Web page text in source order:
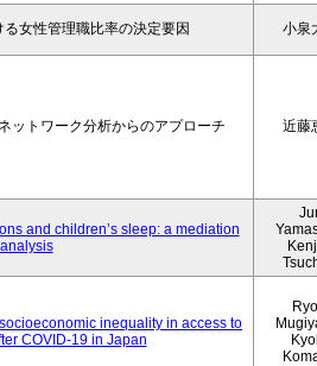
女性管理職比率の決定要因 小泉
ットワーク分析からのアプローチ 近藤
and children’s sleep: a mediation
analysis
inequality in access to
COVID-19 in Japan